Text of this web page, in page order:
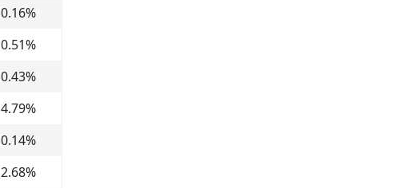
0.16%
0.51%
0.43%
4.79%
0.14%
2.68%